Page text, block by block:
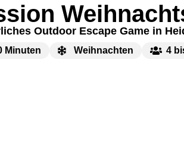
Outdoor Escape Game in
Minuten Weihnachten 4